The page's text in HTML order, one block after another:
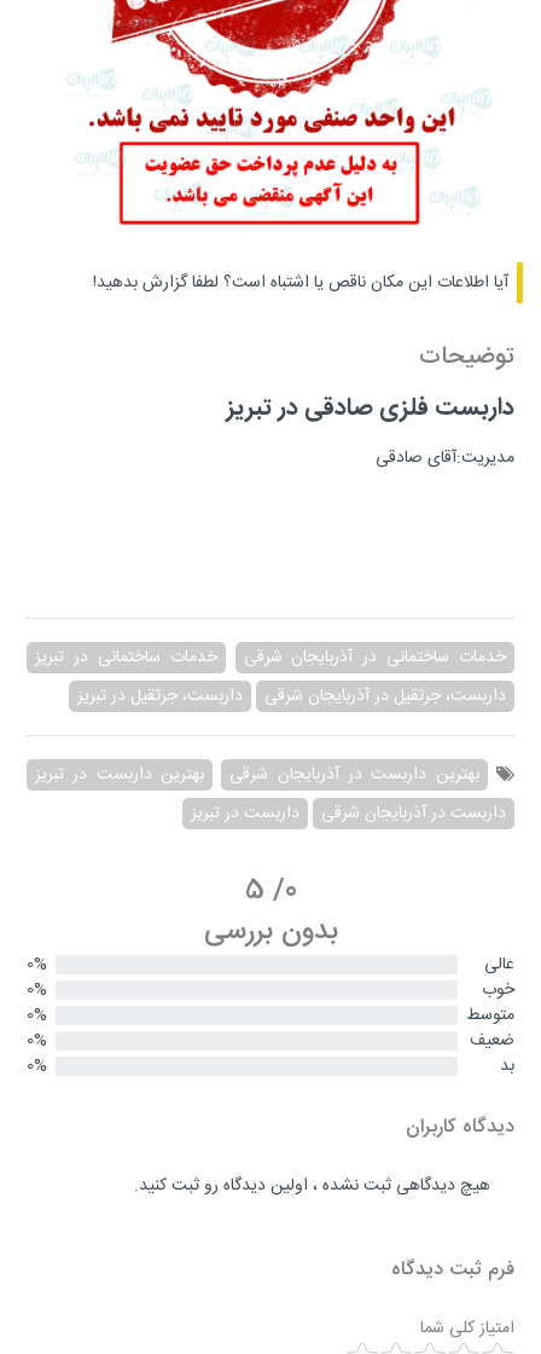
آیا اطلاعات این مکان ناقص یا اشتباه است؟ لطفا گزارش بدهید!
توضیحات
داربست فلزی صادقی در تبریز
مدیریت:آقای صادقی
خدمات ساختمانی در آذربایجان شرقی
خدمات ساختمانی در تبریز
داربست، جرثقیل در آذربایجان شرقی
داربست، جرثقیل در تبریز
بهترین داربست در آذربایجان شرقی
بهترین داربست در تبریز
داربست در آذربایجان شرقی
داربست در تبریز
0
/
5
بدون بررسی
عالی
0%
خوب
0%
متوسط
0%
ضعیف
0%
بد
0%
دیدگاه کاربران
هیچ دیدگاهی ثبت نشده ، اولین دیدگاه رو ثبت کنید.
فرم ثبت دیدگاه
امتیاز کلی شما